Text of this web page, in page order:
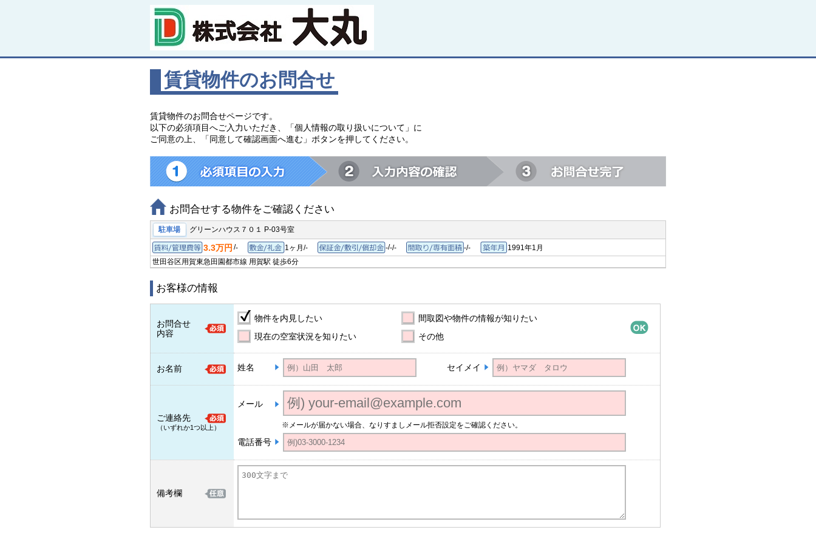
賃貸物件のお問合せ
賃貸物件のお問合せページです。
以下の必須項目へご入力いただき、「個人情報の取り扱いについて」に
ご同意の上、「同意して確認画面へ進む」ボタンを押してください。
お問合せする物件をご確認ください
駐車場 グリーンハウス７０１ P-03号室
賃料/管理費等
3.3万円 /- 敷金/礼金
1ヶ月/- 保証金/敷引/償却金
-/-/- 間取り/専有面積
-/- 築年月
1991年1月
世田谷区用賀東急田園都市線 用賀駅 徒歩6分
お客様の情報
お問合せ
内容
物件を内見したい
間取図や物件の情報が知りたい
現在の空室状況を知りたい
その他
お名前 姓名 セイメイ
ご連絡先
（いずれか1つ以上）
メール
※メールが届かない場合、なりすましメール拒否設定をご確認ください。
電話番号
備考欄